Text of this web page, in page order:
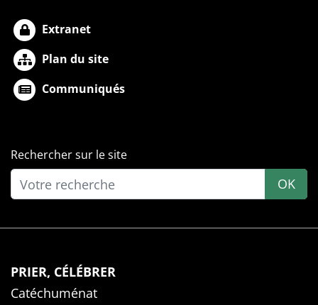
Extranet
Plan du site
Communiqués
Rechercher sur le site
OK
PRIER, CÉLÉBRER
Catéchuménat